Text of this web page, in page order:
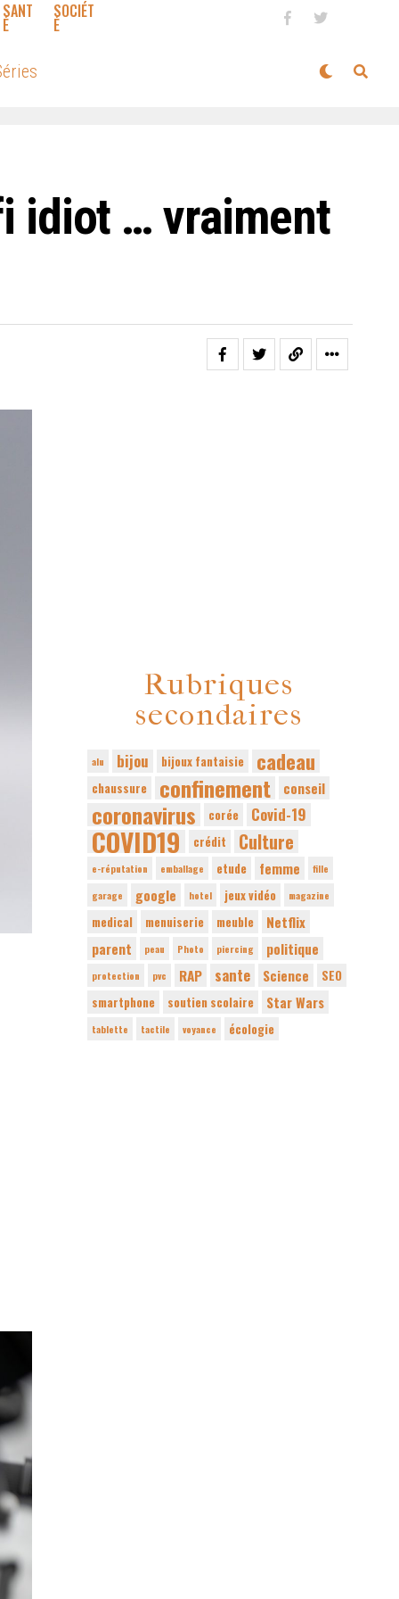
SANT
É
SOCIÉT
É
idiot … vraiment
Rubriques
secondaires
alu bijou bijoux fantaisie cadeau
chaussure confinement conseil
coronavirus corée Covid-19
COVID19 crédit Culture
e-réputation emballage etude femme
fille
garage
google hotel jeux vidéo magazine
medical menuiserie meuble
Netflix
parent
peau Photo piercing politique
protection pvc RAP sante Science
SEO
smartphone
soutien scolaire Star Wars
tablette tactile voyance écologie